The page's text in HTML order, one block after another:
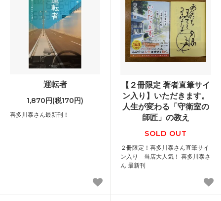
運転者
1,870円(税170円)
喜多川泰さん最新刊！
【２冊限定 著者直筆サイ
ン入り】いただきます。
人生が変わる「守衛室の
師匠」の教え
SOLD OUT
２冊限定！喜多川泰さん直筆サイ
ン入り 当店大人気！ 喜多川泰さ
ん 最新刊